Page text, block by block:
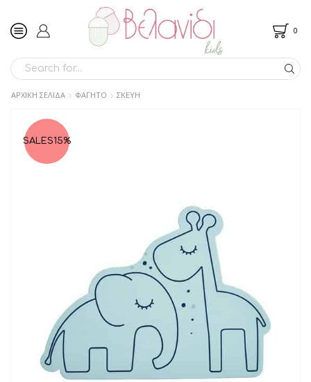
0
ΑΡΧΙΚΉ ΣΕΛΊΔΑ ΦΑΓΗΤΟ ΣΚΕΥΗ
SALES15%